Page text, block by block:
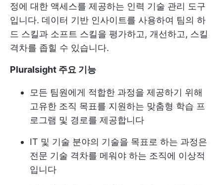
정에 대한 액세스를 제공하는 인력 기술 관리 도구
입니다. 데이터 기반 인사이트를 사용하여 팀의 하
드 스킬과 소프트 스킬을 평가하고, 개선하고, 스킬
격차를 좁힐 수 있습니다.
Pluralsight 주요 기능
모든 팀원에게 적합한 과정을 제공하기 위해
고유한 조직 목표를 지원하는 맞춤형 학습 프
로그램 및 경로를 제공합니다
IT 및 기술 분야의 기술을 목표로 하는 과정은
전문 기술 격차를 메워야 하는 조직에 이상적
입니다